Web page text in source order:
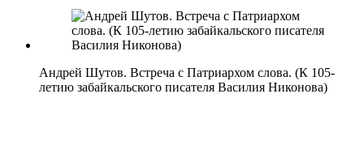
Андрей Шутов. Встреча с Патриархом слова. (К 105-
летию забайкальского писателя Василия Никонова)